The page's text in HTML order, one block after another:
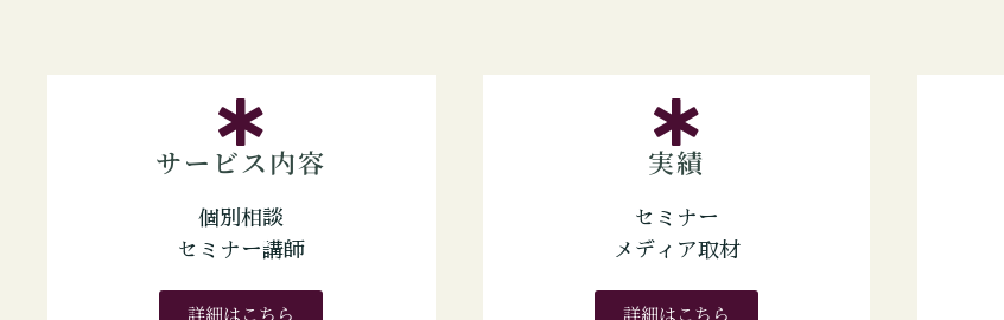
サービス内容
個別相談
セミナー講師
詳細はこちら
実績
セミナー
メディア取材
詳細はこちら